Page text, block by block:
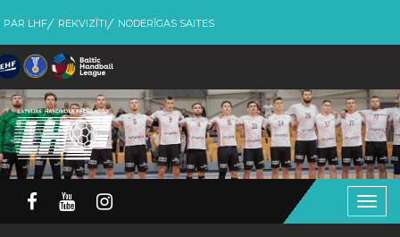
PAR LHF REKVIZĪTI NODERĪGAS SAITES